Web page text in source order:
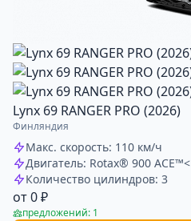
Lynx 69 RANGER PRO (2026)
Финляндия
Макс. скорость: 110 км/ч
Двигатель: Rotax® 900 ACE™<
Количество цилиндров: 3
от 0 ₽
предложений: 1